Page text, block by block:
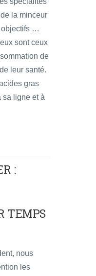
la minceur
objectifs …
sont ceux
de
leur santé.
gras
sa ligne et à
:
TEMPS
nous
les